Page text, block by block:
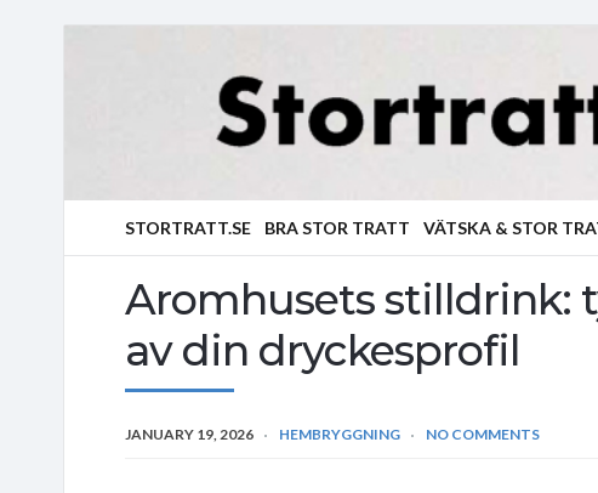
STORTRATT.SE BRA STOR TRATT VÄTSKA & STOR
Aromhusets stilldrink:
av din dryckesprofil
JANUARY 19, 2026 HEMBRYGGNING NO COMMENTS